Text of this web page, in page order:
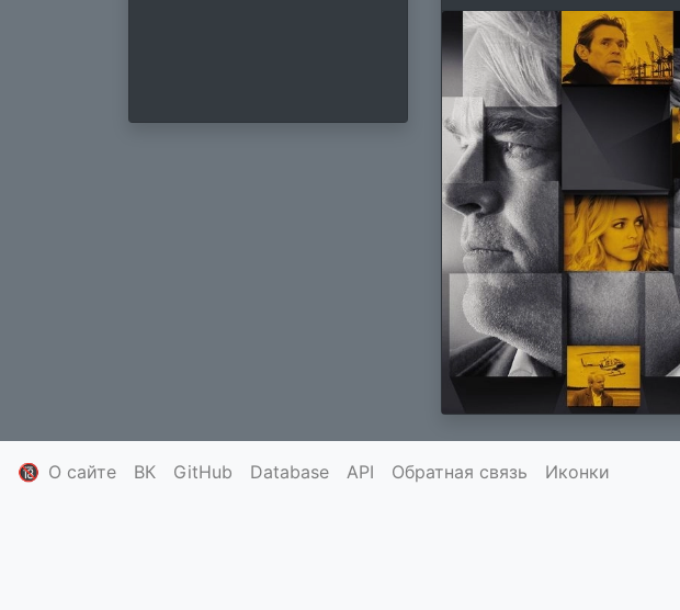
🔞 О сайте ВК GitHub Database API Обратная связь Иконки